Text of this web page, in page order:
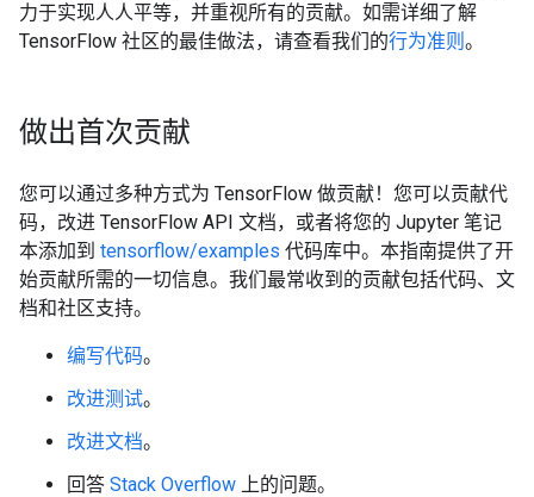
力于实现人人平等，并重视所有的贡献。如需详细了解
TensorFlow 社区的最佳做法，请查看我们的行为准则 。
做出首次贡献
您可以通过多种方式为 TensorFlow 做贡献！您可以贡献代
码，改进 TensorFlow API 文档，或者将您的 Jupyter 笔记
本添加到 tensorflow/examples 代码库中。本指南提供了开
始贡献所需的一切信息。我们最常收到的贡献包括代码、文
档和社区支持。
编写代码。
改进测试。
改进文档。
回答 Stack Overflow 上的问题。